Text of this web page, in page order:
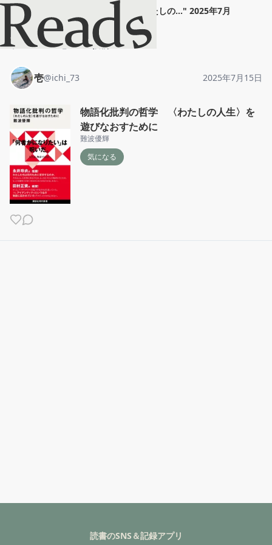
物語化批判の哲学 〈わたしの..." 2025年7月
15日
ホーム
壱 投稿
壱@ichi_73 2025年7月15日
物語化批判の哲学 〈わたしの人生〉を
遊びなおすために
難波優輝
気になる
読書のSNS＆記録アプリ